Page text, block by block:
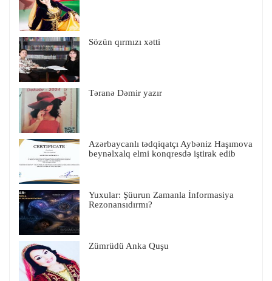
Sözün qırmızı xətti
Təranə Dəmir yazır
Azərbaycanlı tədqiqatçı Aybəniz Haşımova
beynəlxalq elmi konqresdə iştirak edib
Yuxular: Şüurun Zamanla İnformasiya
Rezonansıdırmı?
Zümrüdü Anka Quşu